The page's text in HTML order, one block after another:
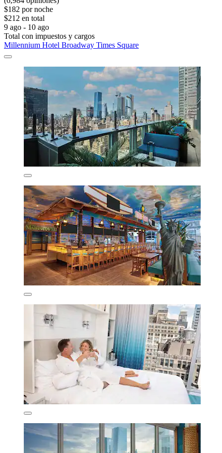
$182 por noche
$212 en total
9 ago - 10 ago
Total con impuestos y cargos
Millennium Hotel Broadway Times Square